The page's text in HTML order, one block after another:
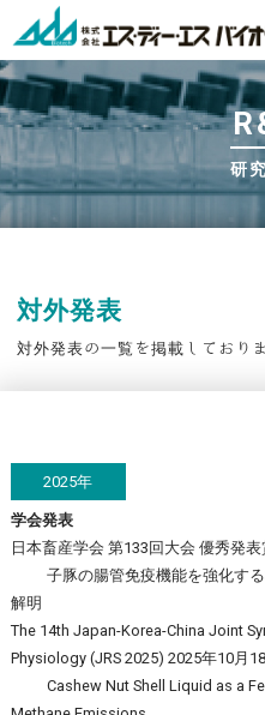
研
対外発表
対外発表の一覧を掲載しておりま
2025年
学会発表
日本畜産学会 第133回大会 優秀発
子豚の腸管免疫機能を強化す
解明
The 14th Japan-Korea-China Joint
Physiology (JRS 2025) 2025年10月
Cashew Nut Shell Liquid as a